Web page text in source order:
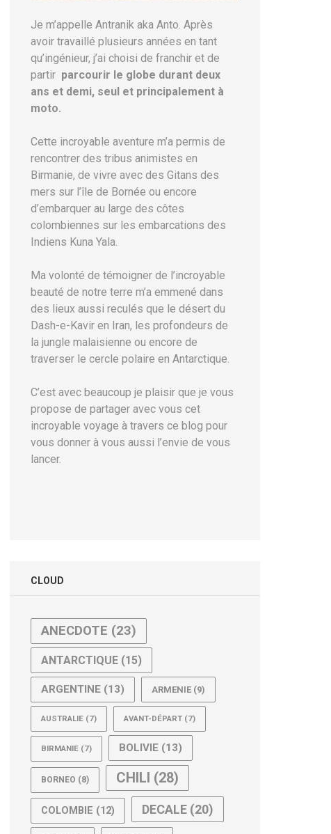
Je m’appelle Antranik aka Anto. Après
avoir travaillé plusieurs années en tant
qu’ingénieur, j’ai choisi de franchir et de
partir parcourir le globe durant deux
ans et demi, seul et principalement à
moto.
Cette incroyable aventure m’a permis de
rencontrer des tribus animistes en
Birmanie, de vivre avec des Gitans des
mers sur l’île de Bornée ou encore
d’embarquer au large des côtes
colombiennes sur les embarcations des
Indiens Kuna Yala.
Ma volonté de témoigner de l’incroyable
beauté de notre terre m’a emmené dans
des lieux aussi reculés que le désert du
Dash-e-Kavir en Iran, les profondeurs de
la jungle malaisienne ou encore de
traverser le cercle polaire en Antarctique.
C’est avec beaucoup je plaisir que je vous
propose de partager avec vous cet
incroyable voyage à travers ce blog pour
vous donner à vous aussi l’envie de vous
lancer.
CLOUD
ANECDOTE (23)
ANTARCTIQUE (15)
ARGENTINE (13) ARMENIE (9)
AUSTRALIE (7) AVANT-DÉPART (7)
BIRMANIE (7) BOLIVIE (13)
BORNEO (8) CHILI (28)
COLOMBIE (12) DECALE (20)